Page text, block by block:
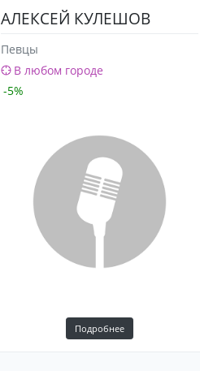
АЛЕКСЕЙ КУЛЕШОВ
Певцы
В любом городе
-5%
Подробнее